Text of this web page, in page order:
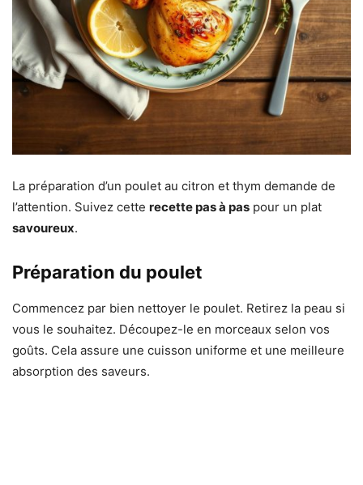
La préparation d’un poulet au citron et thym demande de
l’attention. Suivez cette recette pas à pas pour un plat
savoureux.
Préparation du poulet
Commencez par bien nettoyer le poulet. Retirez la peau si
vous le souhaitez. Découpez-le en morceaux selon vos
goûts. Cela assure une cuisson uniforme et une meilleure
absorption des saveurs.